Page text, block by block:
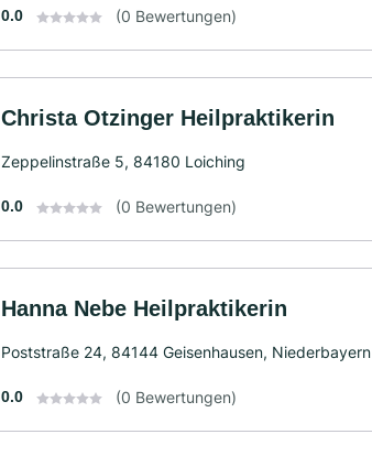
0.0 (0 Bewertungen)
Christa Otzinger Heilpraktikerin
Zeppelinstraße 5, 84180 Loiching
0.0 (0 Bewertungen)
Hanna Nebe Heilpraktikerin
Poststraße 24, 84144 Geisenhausen, Niederbayern
0.0 (0 Bewertungen)